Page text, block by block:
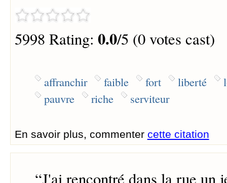
5998 Rating: 0.0/5 (0 votes cast)
affranchir faible fort liberté
pauvre
riche serviteur
En savoir plus, commenter cette citation
“J'ai rencontré dans la rue un